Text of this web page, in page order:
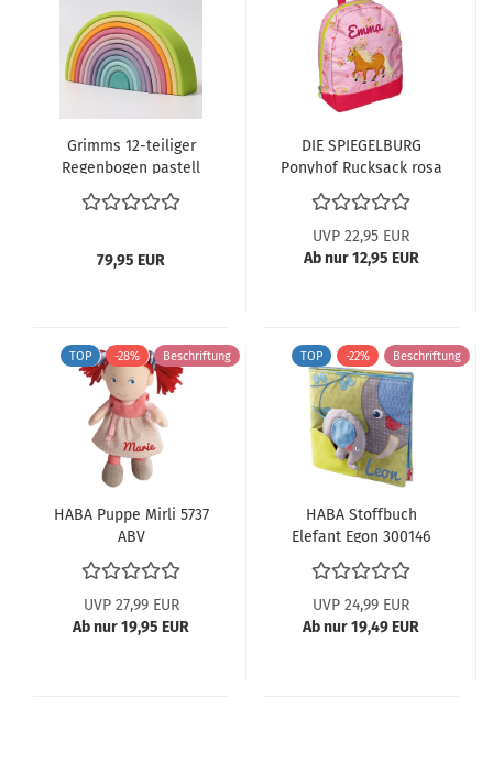
Grimms 12-teiliger
Regenbogen pastell
10673 ~t
79,95 EUR
DIE SPIEGELBURG
Ponyhof Rucksack rosa
14644 ABV
UVP 22,95 EUR
Ab nur 12,95 EUR
TOP -28% Beschriftung
HABA Puppe Mirli 5737
ABV
UVP 27,99 EUR
Ab nur 19,95 EUR
TOP -22% Beschriftung
HABA Stoffbuch
Elefant Egon 300146
UVP 24,99 EUR
Ab nur 19,49 EUR